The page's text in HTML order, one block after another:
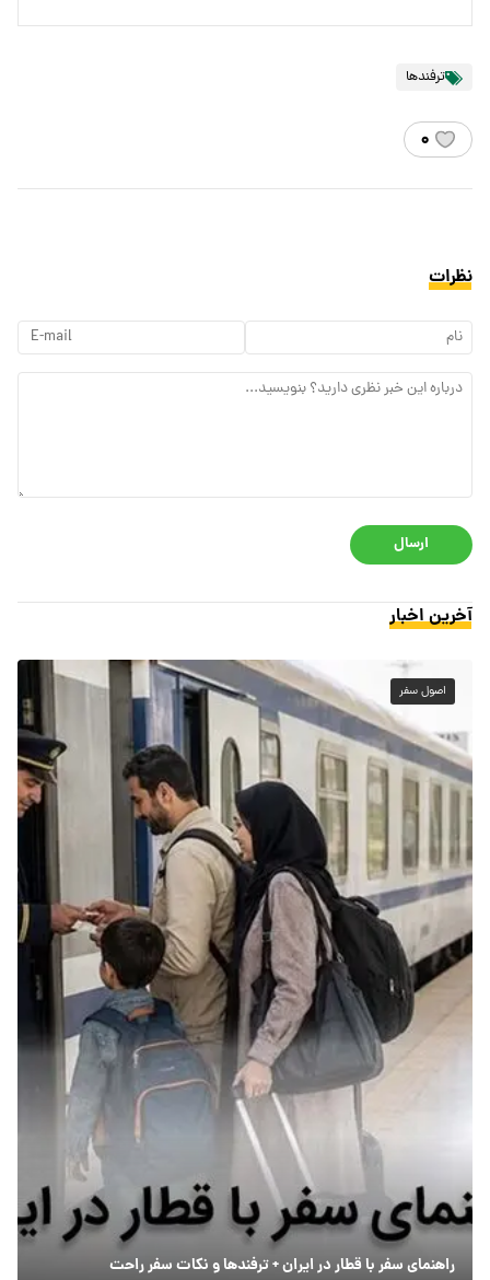
ترفندها
۰
نظرات
ارسال
آخرین اخبار
اصول سفر
راهنمای سفر با قطار در ایران + ترفندها و نکات سفر راحت